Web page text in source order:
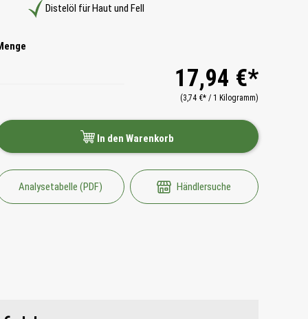
Distelöl für Haut und Fell
17,94 €*
(3,74 €* / 1 Kilogramm)
In den Warenkorb
Analysetabelle (PDF) Händlersuche